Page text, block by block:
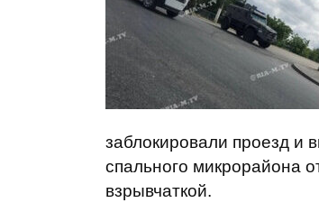
заблокировали проезд и
спального микрорайона
взрывчаткой.